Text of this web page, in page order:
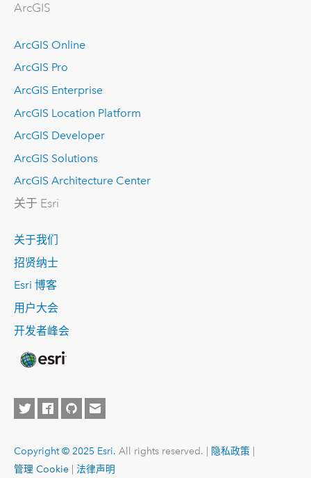
ArcGIS
ArcGIS Online
ArcGIS Pro
ArcGIS Enterprise
ArcGIS Location Platform
ArcGIS Developer
ArcGIS Solutions
ArcGIS Architecture Center
关于 Esri
关于我们
招贤纳士
Esri 博客
用户大会
开发者峰会
Copyright © 2025 Esri. All rights reserved. | 隐私政策
管理 Cookie
法律声明